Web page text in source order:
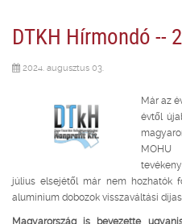
DTKH Hírmondó --
2024. augusztus 03.
Már az
évtől
MOHU
július elsejétől már nem hozhatók
alumínium dobozok visszaváltási
Magyarország is bevezette